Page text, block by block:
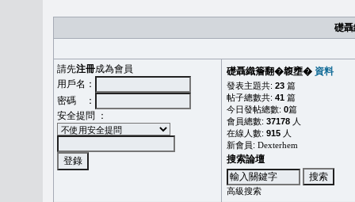
礎
請先注冊成為會員
用戶名：
密碼 ：
安全提問 ：
礎聶織簷翻�䪖壅� 資料
發表主題共: 23 篇
帖子總數共: 41 篇
今日發帖總數: 0篇
會員總數: 37178 人
在線人數: 915 人
新會員: Dexterhem
搜索論壇
高級搜索